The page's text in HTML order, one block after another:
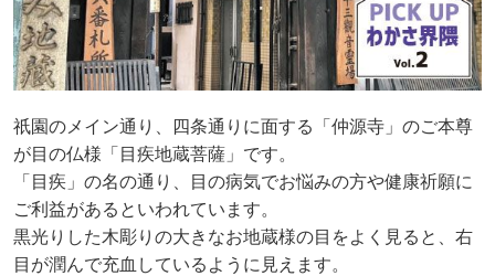
祇園のメイン通り、四条通りに面する「仲源寺」のご本尊
が目の仏様「目疾地蔵菩薩」です。
「目疾」の名の通り、目の病気でお悩みの方や健康祈願に
ご利益があるといわれています。
黒光りした木彫りの大きなお地蔵様の目をよく見ると、右
目が潤んで充血しているように見えます。